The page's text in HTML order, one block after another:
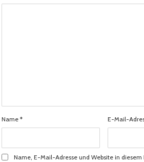
Name * E-Mail-
Name, E-Mail-Adresse und Website in